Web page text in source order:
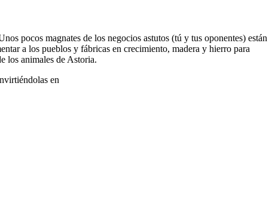
pocos magnates de los negocios astutos (tú y tus oponentes) están
a los pueblos y fábricas en crecimiento, madera y hierro para
los animales de Astoria.
en